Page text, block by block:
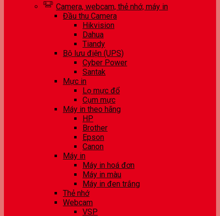
Camera, webcam, thẻ nhớ, máy in
Đầu thu Camera
Hikvision
Dahua
Tiandy
Bộ lưu điện (UPS)
Cyber Power
Santak
Mực in
Lọ mực đổ
Cụm mực
Máy in theo hãng
HP
Brother
Epson
Canon
Máy in
Máy in hoá đơn
Máy in màu
Máy in đen trắng
Thẻ nhớ
Webcam
VSP